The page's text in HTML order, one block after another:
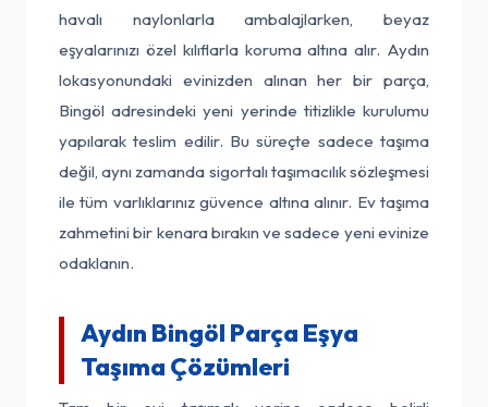
havalı naylonlarla ambalajlarken, beyaz
eşyalarınızı özel kılıflarla koruma altına alır. Aydın
lokasyonundaki evinizden alınan her bir parça,
Bingöl adresindeki yeni yerinde titizlikle kurulumu
yapılarak teslim edilir. Bu süreçte sadece taşıma
değil, aynı zamanda sigortalı taşımacılık sözleşmesi
ile tüm varlıklarınız güvence altına alınır. Ev taşıma
zahmetini bir kenara bırakın ve sadece yeni evinize
odaklanın.
Aydın Bingöl Parça Eşya
Taşıma Çözümleri